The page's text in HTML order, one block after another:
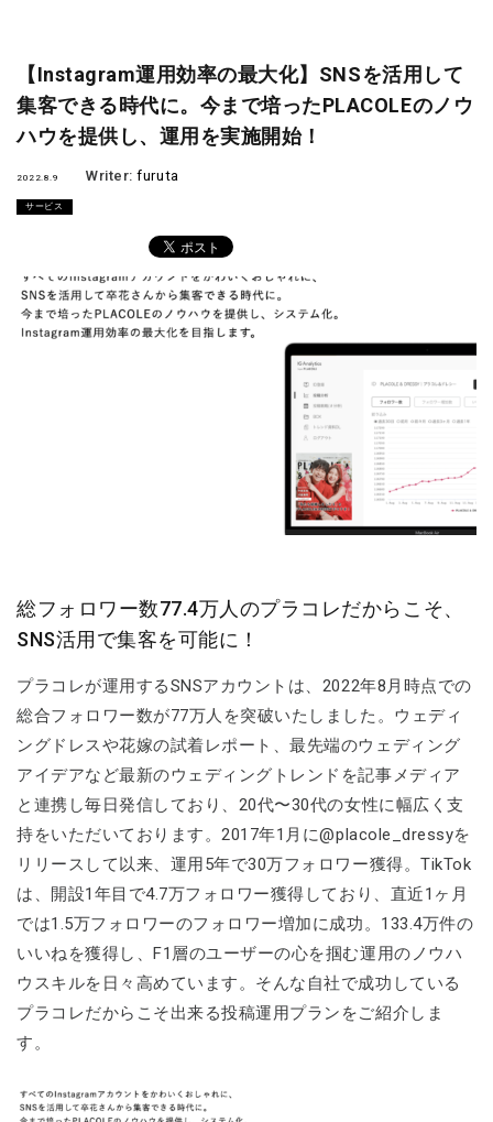
【Instagram運用効率の最大化】SNSを活用して
集客できる時代に。今まで培ったPLACOLEのノウ
ハウを提供し、運用を実施開始！
2022.8.9 Writer:furuta
サービス
総フォロワー数77.4万人のプラコレだからこそ、
SNS活用で集客を可能に！
プラコレが運用するSNSアカウントは、2022年8月時点での
総合フォロワー数が77万人を突破いたしました。ウェディ
ングドレスや花嫁の試着レポート、最先端のウェディング
アイデアなど最新のウェディングトレンドを記事メディア
と連携し毎日発信しており、20代〜30代の女性に幅広く支
持をいただいております。2017年1月に@placole_dressyを
リリースして以来、運用5年で30万フォロワー獲得。TikTok
は、開設1年目で4.7万フォロワー獲得しており、直近1ヶ月
では1.5万フォロワーのフォロワー増加に成功。133.4万件の
いいねを獲得し、F1層のユーザーの心を掴む運用のノウハ
ウスキルを日々高めています。そんな自社で成功している
プラコレだからこそ出来る投稿運用プランをご紹介しま
す。